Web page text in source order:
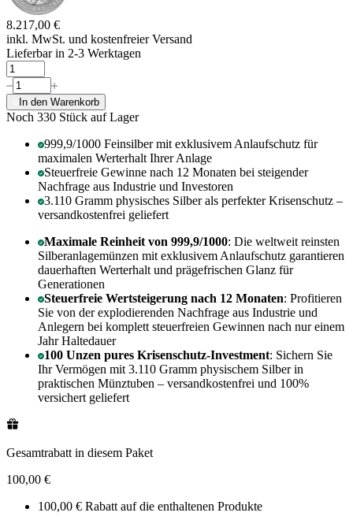
8.217,00 €
inkl. MwSt. und kostenfreier Versand
Lieferbar in 2-3 Werktagen
In den Warenkorb
Noch 330 Stück auf Lager
999,9/1000 Feinsilber mit exklusivem Anlaufschutz für
maximalen Werterhalt Ihrer Anlage
Steuerfreie Gewinne nach 12 Monaten bei steigender
Nachfrage aus Industrie und Investoren
3.110 Gramm physisches Silber als perfekter Krisenschutz –
versandkostenfrei geliefert
Maximale Reinheit von 999,9/1000: Die weltweit reinsten
Silberanlagemünzen mit exklusivem Anlaufschutz garantieren
dauerhaften Werterhalt und prägefrischen Glanz für
Generationen
Steuerfreie Wertsteigerung nach 12 Monaten: Profitieren
Sie von der explodierenden Nachfrage aus Industrie und
Anlegern bei komplett steuerfreien Gewinnen nach nur einem
Jahr Haltedauer
100 Unzen pures Krisenschutz-Investment: Sichern Sie
Ihr Vermögen mit 3.110 Gramm physischem Silber in
praktischen Münztuben – versandkostenfrei und 100%
versichert geliefert
Gesamtrabatt in diesem Paket
100,00 €
100,00 € Rabatt auf die enthaltenen Produkte